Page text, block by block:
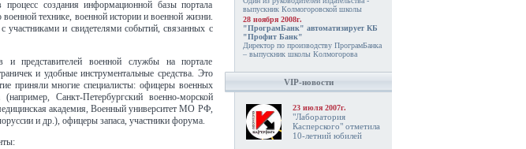
создания информационной базы портала
технике, военной истории и военной жизни.
участниками и свидетелями событий, связанных с
и представителей военной службы на портале
и удобные инструментальные средства. Это
приняли многие специалисты: офицеры военных
Санкт-Петербургский военно-морской
академия, Военный университет МО РФ,
и др.), офицеры запаса, участники форума.
выпускник Колмогоровской школы
28 ноября 2008г.
"ПрограмБанк" автоматизирует КБ
"Профит Банк"
Директор по производству ПрограмБанка
– выпускник школы Колмогорова
VIP-новости
23 июля 2007г.
"Лаборатория
Касперского" отметила
10-летний юбилей